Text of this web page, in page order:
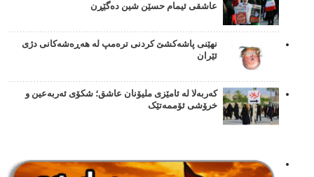
عاشقی ئیمام حسێن شین دەگێڕن
نهێنی پاشەکشێ کردنی ترەمپ لە هەڕەشەکانی دژی
ئێران
کەربەلا لە ئامێزی ملیۆنان عاشق؛ شکۆی ئەربەعین و
خرۆشی ئۆممەتێک